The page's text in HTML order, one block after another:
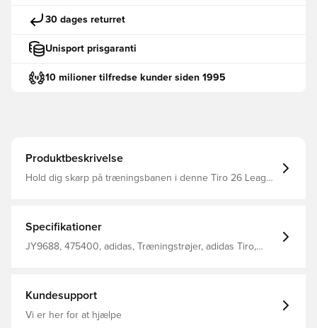
30 dages returret
Unisport prisgaranti
10 milioner tilfredse kunder siden 1995
Produktbeskrivelse
Hold dig skarp på træningsbanen i denne Tiro 26 League
lynlås Mesh-indsatser CLIMACOOL teknologi Slank
Specifikationer
JY9688, 475400, adidas, Træningstrøjer, adidas Tiro,
Kundesupport
Vi er her for at hjælpe